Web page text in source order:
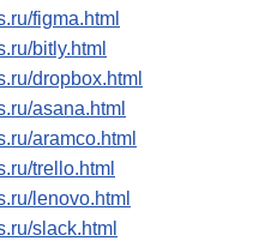
figma.html
bitly.html
dropbox.html
asana.html
aramco.html
trello.html
lenovo.html
slack.html